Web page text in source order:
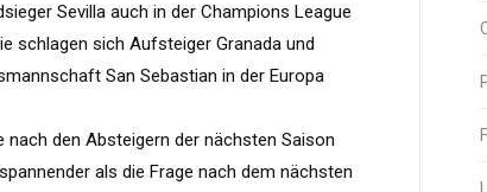
Sevilla auch in der Champions League
schlagen sich Aufsteiger Granada und
San Sebastian in der Europa
nach den Absteigern der nächsten Saison
als die Frage nach dem nächsten